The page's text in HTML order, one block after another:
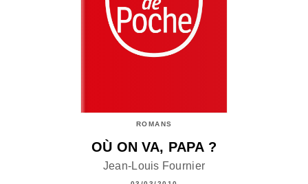
ROMANS
OÙ ON VA, PAPA ?
Jean-Louis Fournier